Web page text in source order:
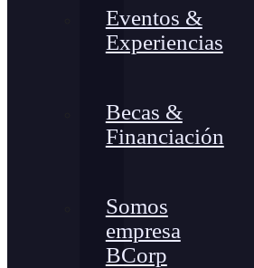
Eventos &
Experiencias
Becas &
Financiación
Somos
empresa
BCorp